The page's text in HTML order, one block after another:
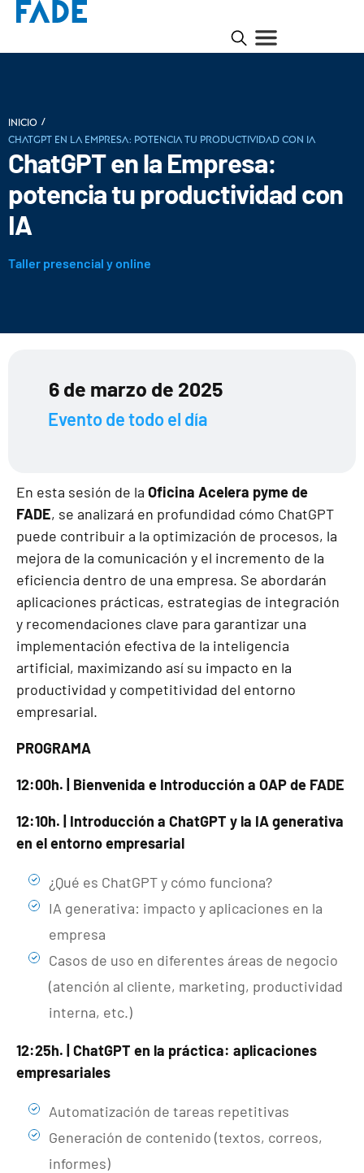
INICIO /
ChatGPT en la Empresa: potencia tu productividad con IA
ChatGPT en la Empresa:
potencia tu productividad con
IA
Taller presencial y online
6 de marzo de 2025
Evento de todo el día
En esta sesión de la Oficina Acelera pyme de
FADE, se analizará en profundidad cómo ChatGPT
puede contribuir a la optimización de procesos, la
mejora de la comunicación y el incremento de la
eficiencia dentro de una empresa. Se abordarán
aplicaciones prácticas, estrategias de integración
y recomendaciones clave para garantizar una
implementación efectiva de la inteligencia
artificial, maximizando así su impacto en la
productividad y competitividad del entorno
empresarial.
PROGRAMA
12:00h. | Bienvenida e Introducción a OAP de FADE
12:10h. | Introducción a ChatGPT y la IA generativa
en el entorno empresarial
¿Qué es ChatGPT y cómo funciona?
IA generativa: impacto y aplicaciones en la
empresa
Casos de uso en diferentes áreas de negocio
(atención al cliente, marketing, productividad
interna, etc.)
12:25h. | ChatGPT en la práctica: aplicaciones
empresariales
Automatización de tareas repetitivas
Generación de contenido (textos, correos,
informes)